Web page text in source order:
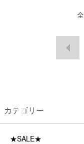
全
カテゴリー
★SALE★